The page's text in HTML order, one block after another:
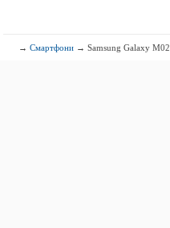
→Смартфони → Samsung Galaxy M02